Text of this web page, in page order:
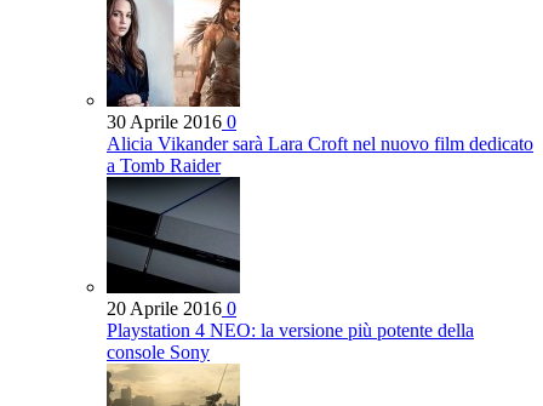
30 Aprile 2016 0
Alicia Vikander sarà Lara Croft nel nuovo film dedicato
a Tomb Raider
20 Aprile 2016 0
Playstation 4 NEO: la versione più potente della
console Sony